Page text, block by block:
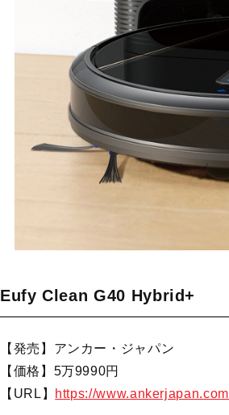
Eufy Clean G40 Hybrid+
【発売】アンカー・ジャパン
【価格】5万9990円
【URL】
https://